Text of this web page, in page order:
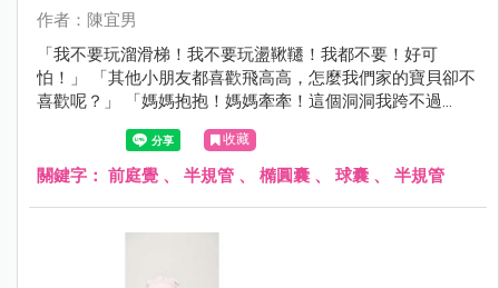
作者：陳宜男
「我不要玩溜滑梯！我不要玩盪鞦韆！我都不要！好可
怕！」 「其他小朋友都喜歡飛高高，怎麼我們家的寶貝卻不
喜歡呢？」 「媽媽抱抱！媽媽牽牽！這個洞洞我跨不過
去。」 這些都是寶寶常見卻令家長們百思不解的問題，究竟
是出生時沒有向天公借膽？還是家長過度保護導致寶寶過度
依賴？其實，我們也可以試著從感覺統合的角度切入，看看
收藏
關鍵字： 前庭覺 、 半規管 、 橢圓囊 、 球囊 、 半規管